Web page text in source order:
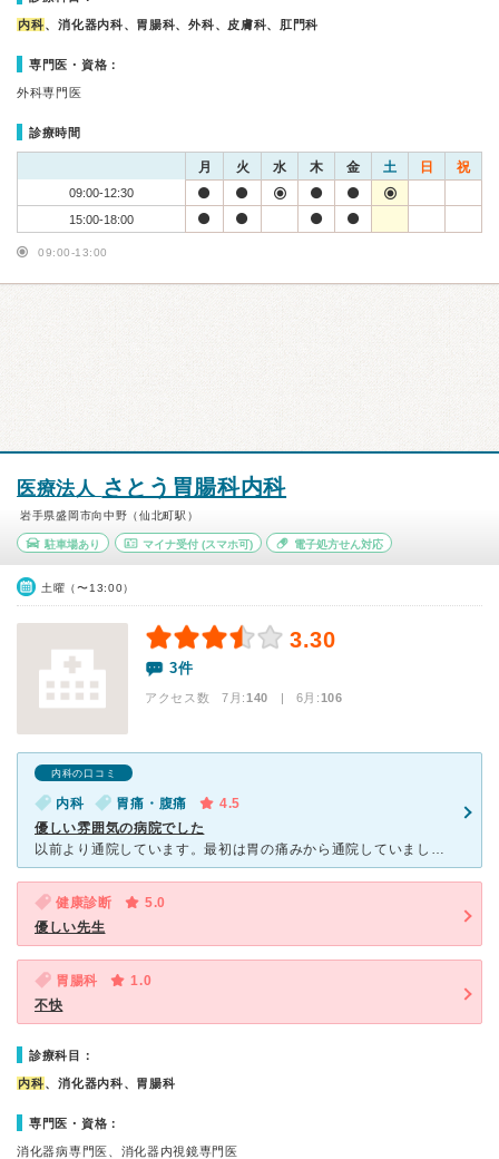
内科、消化器内科、胃腸科、外科、皮膚科、肛門科
専門医・資格：
外科専門医
診療時間
月 火 水 木 金 土 日 祝
09:00-12:30
15:00-18:00
09:00-13:00
医療法人 さとう胃腸科内科
岩手県盛岡市向中野（仙北町駅）
駐車場あり マイナ受付(スマホ可) 電子処方せん対応
土曜（〜13:00）
3.30
3件
アクセス数 7月:140 | 6月:106
内科の口コミ
内科 胃痛・腹痛
4.5
優しい雰囲気の病院でした
以前より通院しています。最初は胃の痛みから通院していましたが、アレルギー、インフルエンザ、コロナ、尿酸の問題や健康診断の結果からの相談、精密検査など、なんでも診てもらっています。 先生は一見堅い
健康診断
5.0
優しい先生
胃腸科
1.0
不快
診療科目：
内科、消化器内科、胃腸科
専門医・資格：
消化器病専門医、消化器内視鏡専門医